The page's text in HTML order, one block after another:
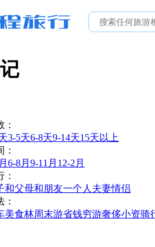
：
3-5天6-8天9-14天15天以上
：
6-8月 9-11月 12-2月
：
和父母和朋友一个人 夫妻情侣
：
美食林周末游省钱穷游奢侈小资骑